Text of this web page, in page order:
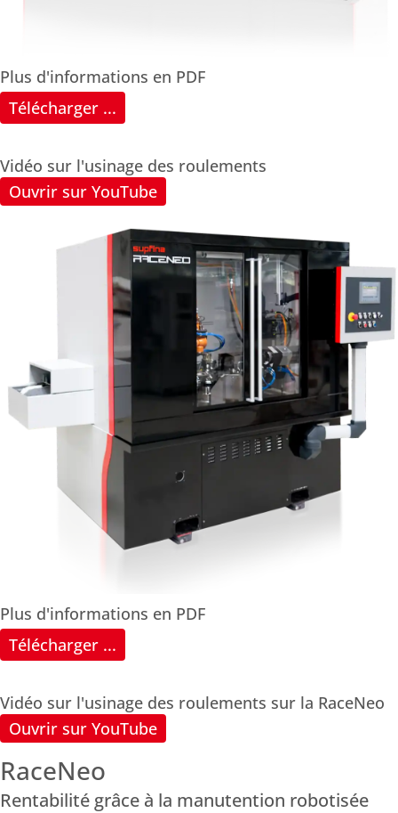
Plus d'informations en PDF
Télécharger ...
Vidéo sur l'usinage des roulements
Ouvrir sur YouTube
Plus d'informations en PDF
Télécharger ...
Vidéo sur l'usinage des roulements sur la RaceNeo
Ouvrir sur YouTube
RaceNeo
Rentabilité grâce à la manutention robotisée